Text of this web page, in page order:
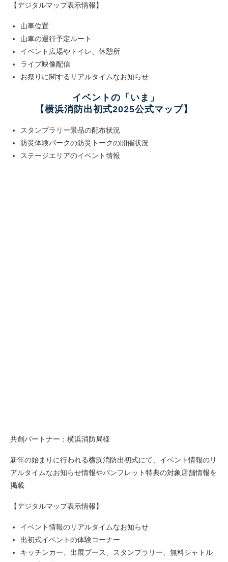
【デジタルマップ表示情報】
山車位置
山車の運行予定ルート
イベント広場やトイレ、休憩所
ライブ映像配信
お祭りに関するリアルタイムなお知らせ
イベントの「いま」
【横浜消防出初式2025公式マップ】
スタンプラリー景品の配布状況
防災体験パークの防災トークの開催状況
ステージエリアのイベント情報
共創パートナー：横浜消防局様
新年の始まりに行われる横浜消防出初式にて、イベント情報のリ
アルタイムなお知らせ情報やパンフレット特典の対象店舗情報を
掲載
【デジタルマップ表示情報】
イベント情報のリアルタイムなお知らせ
出初式イベントの体験コーナー
キッチンカー、出展ブース、スタンプラリー、無料シャトル